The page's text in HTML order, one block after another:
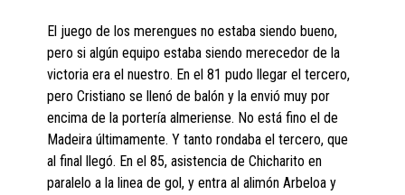
El juego de los merengues no estaba siendo bueno,
pero si algún equipo estaba siendo merecedor de la
victoria era el nuestro. En el 81 pudo llegar el tercero,
pero Cristiano se llenó de balón y la envió muy por
encima de la portería almeriense. No está fino el de
Madeira últimamente. Y tanto rondaba el tercero, que
al final llegó. En el 85, asistencia de Chicharito en
paralelo a la linea de gol, y entra al alimón Arbeloa y